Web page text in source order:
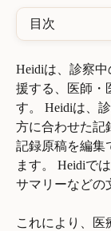
目次
Heidiは、診察
援する、医師・
す。 Heidiは、
方に合わせた記
記録原稿を編集
ます。 Heidiで
サマリーなどの
これにより、医